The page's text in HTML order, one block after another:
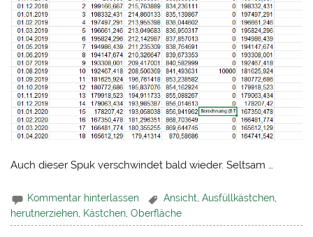
Auch dieser Spuk verschwindet bald wieder. Seltsam …
Kommentar hinterlassen Ansicht,Ausfüllkästchen,
herutnerziehen Kästchen ,Oberfläche